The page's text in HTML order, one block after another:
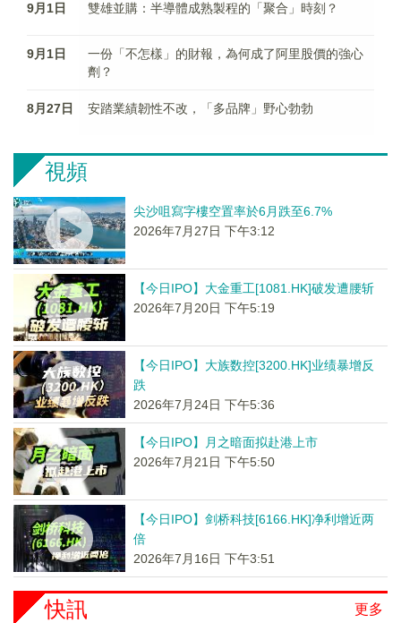
9月1日 雙雄並購：半導體成熟製程的「聚合」時刻？
9月1日
一份「不怎樣」的財報，為何成了阿里股價的強心
劑？
8月27日 安踏業績韌性不改，「多品牌」野心勃勃
視頻
尖沙咀寫字樓空置率於6月跌至6.7%
2026年7月27日 下午3:12
【今日IPO】大金重工[1081.HK]破发遭腰斩
2026年7月20日 下午5:19
【今日IPO】大族数控[3200.HK]业绩暴增反
跌
2026年7月24日 下午5:36
【今日IPO】月之暗面拟赴港上市
2026年7月21日 下午5:50
【今日IPO】剑桥科技[6166.HK]净利增近两
倍
2026年7月16日 下午3:51
更多
快訊